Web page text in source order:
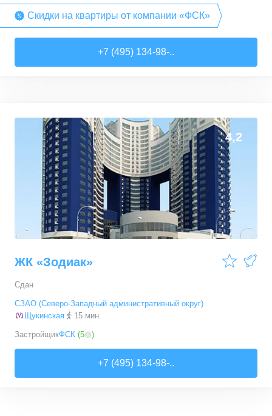
Скидки на квартиры от компании «ФСК»
+7 (495) 134-98-..
4,2
ЖК «Зодиак»
Сдан
СЗАО (Северо-Западный административный округ)
Щукинская
15 мин.
ЗастройщикФСК (5 )
+7 (495) 134-98-..